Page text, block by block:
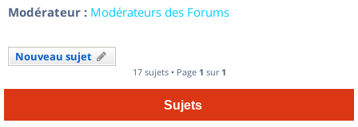
Modérateur : Modérateurs des Forums
Nouveau sujet
17 sujets • Page 1 sur 1
Sujets